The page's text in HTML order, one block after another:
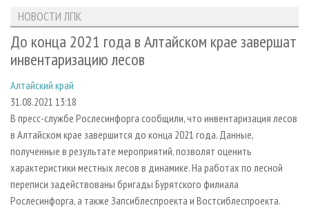
ЛЕСОЗАГОТОВКА
ЛЕСОПИЛЕНИЕ
СУШКА ДРЕВЕСИНЫ
ПРОИЗВОДСТВО ДРЕВЕСНЫХ ПЛИТ
ДЕРЕВЯННОЕ ДОМОСТРОЕНИЕ
ПРОИЗВОДСТВО МЕБЕЛИ
БИОЭНЕРГЕТИКА
НОВОСТИ ЛПК
НОВОСТИ ЖУРНАЛА
ПРОЕКТЫ ЛПИ
АНАЛИТИКА
ПРЕДПРИЯТИЯ ЛПК
ПЕРСОНЫ
МОБИЛЬНЫЕ ВЫСТАВКИ
ОФИЦИАЛЬНЫЕ ДЕЛЕГАЦИИ
ПРИОРИТЕТНЫЕ ИНВЕСТПРОЕКТЫ
RUSSIAN FORESTRY REVIEW
АРХИВ ЖУРНАЛОВ
О ЖУРНАЛЕ
ПОДПИСКА
КОНТАКТЫ
РЕКЛАМОДАТЕЛЯМ
РЕКЛАМА
РЕКЛАМА НА САЙТЕ
НОВОСТИ ЛПК
До конца 2021 года в Алтайском крае завершат
инвентаризацию лесов
Алтайский край
31.08.2021 13:18
В пресс-службе Рослесинфорга сообщили, что инвентаризация лесов
в Алтайском крае завершится до конца 2021 года. Данные,
полученные в результате мероприятий, позволят оценить
характеристики местных лесов в динамике. На работах по лесной
переписи задействованы бригады Бурятского филиала
Рослесинфорга, а также Запсиблеспроекта и Востсиблеспроекта.